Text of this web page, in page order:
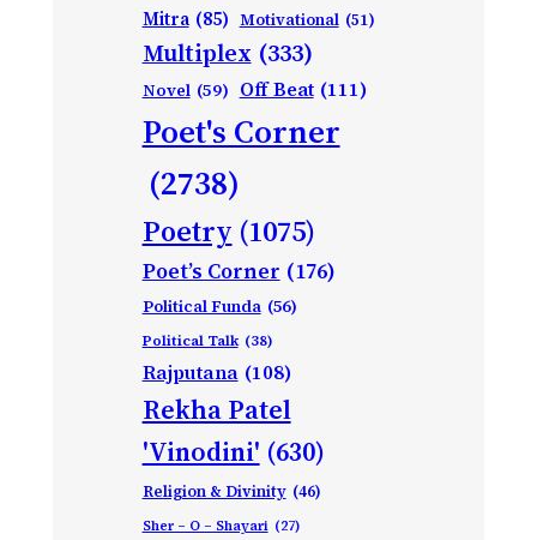
Mitra (85) Motivational (51)
Multiplex (333)
Novel (59) Off Beat (111)
Poet's Corner
(2738)
Poetry (1075)
Poet’s Corner (176)
Political Funda (56)
Political Talk (38)
Rajputana (108)
Rekha Patel
'Vinodini' (630)
Religion & Divinity (46)
Sher – O – Shayari (27)